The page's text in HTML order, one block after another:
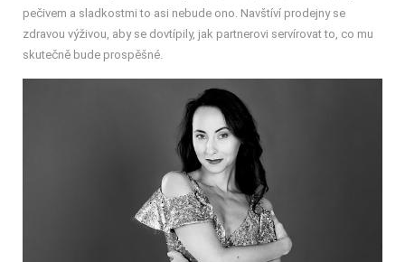
pečivem a sladkostmi to asi nebude ono. Navštíví prodejny se
zdravou výživou, aby se dovtípily, jak partnerovi servírovat to, co mu
skutečně bude prospěšné.